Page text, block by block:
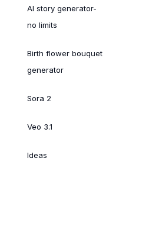
AI story generator-
no limits
Birth flower bouquet
generator
Sora 2
Veo 3.1
Ideas